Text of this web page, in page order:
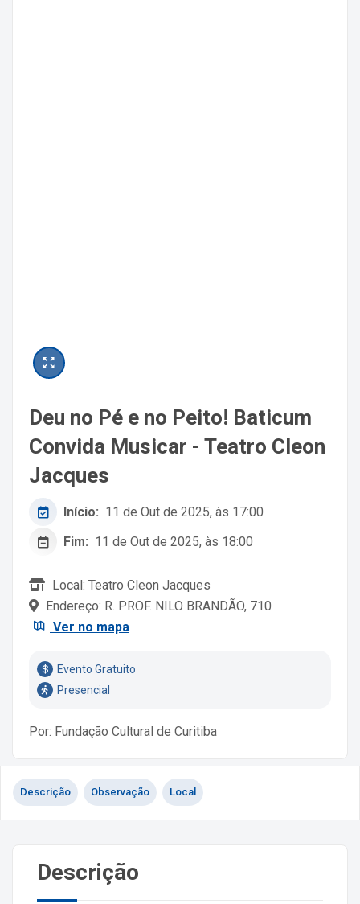
Deu no Pé e no Peito! Baticum
Convida Musicar - Teatro Cleon
Jacques
Início: 11 de Out de 2025, às 17:00
Fim: 11 de Out de 2025, às 18:00
Local: Teatro Cleon Jacques
Endereço: R. PROF. NILO BRANDÃO, 710
Ver no mapa
Evento Gratuito
Presencial
Por: Fundação Cultural de Curitiba
Descrição Observação Local
Descrição